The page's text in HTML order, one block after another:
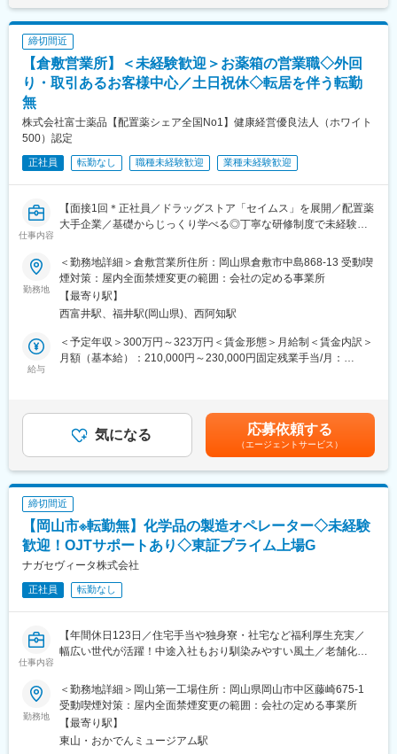
う技術であり、医療課題の克服に幅広く力を発揮できる可能性が
あります。特にPET検査はがん診療になくてはならないツールと
なりましたが、当社は2005年に国内初のPET検査用放射性医薬品
の承認を取得し、現在は全国11か所の製造拠点のもと安定供給体
制を整えております。
い環境です。また、貯蓄財形制度や確定拠出年金、福利厚生倶楽
部等、他にも長期就業に嬉しい制度が整っています。産休育休取
得・復帰実績もあり、腰を据えて働いていただけます。
【魅力ポイント】
当社は国内OTC医薬品市場で売上No1の会社で、医療用医薬品、
の指導やチームのまとめ役を目指すことが可能です。
主としてOTC医薬品、健康食品、化粧品を扱う「セルフメディケ
ーション事業」と、医療用医薬品を扱う「医薬事業」の2つが両輪
となって成長を牽引している総合医薬品メーカーです。2つの事業
領域を通じ、健康の維持や病気の予防から本格的な治療までを、
トータルにカバーできる製品群を有しております。
【OTC（一般医薬品）業界について】
て、OTC医薬品によるセルフメディケーションの普及拡大が求め
られており、成長可能性があります。世界市場としては医療保険
制度が整っていない新興国を中心に安価なOTC医薬品へのニーズ
変更の範囲：会社の定める業務
締切間近
【倉敷営業所】＜未経験歓迎＞お薬箱の営業職◇外回
り・取引あるお客様中心／土日祝休◇転居を伴う転勤
無
株式会社富士薬品【配置薬シェア全国No1】健康経営優良法人（ホワイト
500）認定
正社員 転勤なし 職種未経験歓迎 業種未経験歓迎
仕事内容
【面接1回＊正社員／ドラッグストア「セイムス」を展開／配置薬
大手企業／基礎からじっくり学べる◎丁寧な研修制度で未経験の
■職務内容：
担当エリアのお客様（個人宅や企業）へ訪問し、配置薬（お薬
箱）や健康食品の提案をお任せします。
※既に、取引のあるお客様先を訪問するスタイルです。
＜仕事の流れ＞
たり20～30分程度）
・健康相談、新商品・サービスのご提案 など
※一部、新たに配置薬を置いていただくお客様への訪問がありま
す。
└配置薬は無料でおけるので、お客様も抵抗なく置いてくれる製
を身につけます。
・入社2週間～1カ月 ： 先輩社員に同行し、仕事の流れを学びま
キルを習得します。
・入社1カ月以降 ： 慣れてきたら独り立ち。既存のお客様をメイ
ンに訪問します。
◎困ったら先輩社員に相談しやすい雰囲気です。
勤務地
＜勤務地詳細＞倉敷営業所住所：岡山県倉敷市中島868-13 受動喫
煙対策：屋内全面禁煙変更の範囲：会社の定める事業所
【最寄り駅】
西富井駅、福井駅(岡山県)、西阿知駅
給与
＜予定年収＞300万円～323万円＜賃金形態＞月給制＜賃金内訳＞
月額（基本給）：210,000円～230,000円固定残業手当/月：
年収は当社規定に基づき、年齢や経験に応じて決定します。・昇
給：年1回（4月）＜モデル給与＞※入社3年目平均基本給＋各種手
当＋業績連動給→総支給月額344,141円※業績連動給：月の予算達
成や売り上げに対して支払われます。賃金はあくまでも目安の金
額であり、選考を通じて上下する可能性があります。月給(月額)は
固定手当を含めた表記です。
気になる 応募依頼する
（エージェントサービス）
締切間近
【岡山市※転勤無】化学品の製造オペレーター◇未経験
歓迎！OJTサポートあり◇東証プライム上場G
ナガセヴィータ株式会社
正社員 転勤なし
仕事内容
【年間休日123日／住宅手当や独身寮・社宅など福利厚生充実／
幅広い世代が活躍！中途入社もおり馴染みやすい風土／老舗化学
■業務内容：
今回は、製造運転・設備管理及び付帯作業をお任せ致します。資
格等は入社後に取得していただく予定のため、必須ではありませ
んのでご安心ください。具体的には以下業務をお任せ致します。
勤務地
＜勤務地詳細＞岡山第一工場住所：岡山県岡山市中区藤崎675-1
受動喫煙対策：屋内全面禁煙変更の範囲：会社の定める事業所
【最寄り駅】
東山・おかでんミュージアム駅